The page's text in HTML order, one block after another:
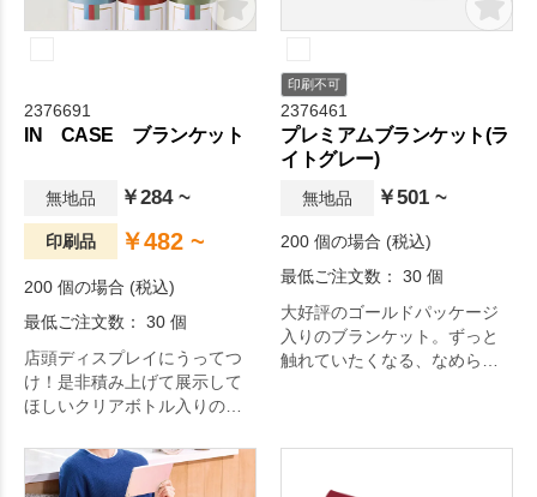
2376691
IN CASE ブランケット
無地品 ￥284 ~
印刷品 ￥482 ~
200 個の場合 (税込)
最低ご注文数： 30 個
店頭ディスプレイにうってつ
け！是非積み上げて展示して
ほしいクリアボトル入りのブ
印刷不可
2376461
プレミアムブランケット(ラ
イトグレー)
無地品 ￥501 ~
200 個の場合 (税込)
最低ご注文数： 30 個
大好評のゴールドパッケージ
入りのブランケット。ずっと
触れていたくなる、なめらか